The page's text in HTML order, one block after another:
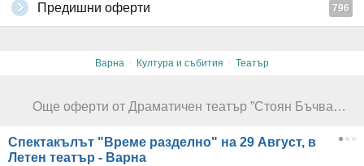
Предишни оферти 796
Варна · Култура и събития · Театър
Още оферти от Драматичен театър ”Стоян Бъчваров” - Варна
Спектакълът "Време разделно" на 29 Август, в
Летен театър - Варна